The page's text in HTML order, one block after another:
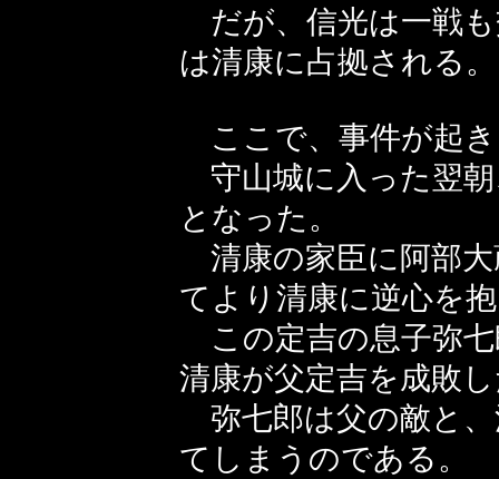
だが、信光は一戦
は清康に占拠される。
ここで、事件が起
守山城に入った翌
となった。
清康の家臣に阿部
てより清康に逆心を
この定吉の息子弥
清康が父定吉を成敗
弥七郎は父の敵と
てしまうのである。